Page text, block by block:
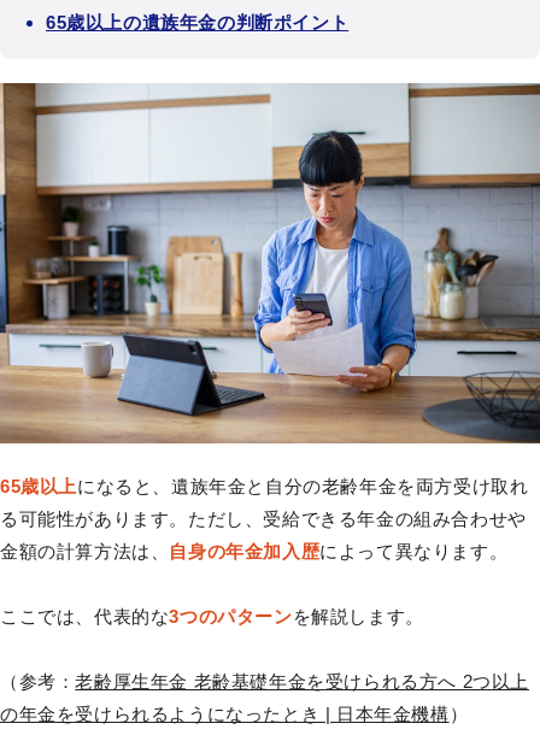
65歳以上の遺族年金の判断ポイント
65歳以上になると、遺族年金と自分の老齢年金を両方受け取れ
る可能性があります。ただし、受給できる年金の組み合わせや
金額の計算方法は、 自身の年金加入歴によって異なります。
ここでは、代表的な3つのパターンを解説します。
（参考：老齢厚生年金 老齢基礎年金を受けられる方へ 2つ以上
の年金を受けられるようになったとき | 日本年金機構）